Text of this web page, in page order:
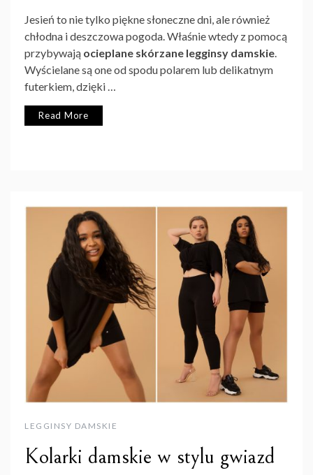
Jesień to nie tylko piękne słoneczne dni, ale również
chłodna i deszczowa pogoda. Właśnie wtedy z pomocą
przybywają ocieplane skórzane legginsy damskie.
Wyścielane są one od spodu polarem lub delikatnym
futerkiem, dzięki …
Read More
LEGGINSY DAMSKIE
Kolarki damskie w stylu gwiazd